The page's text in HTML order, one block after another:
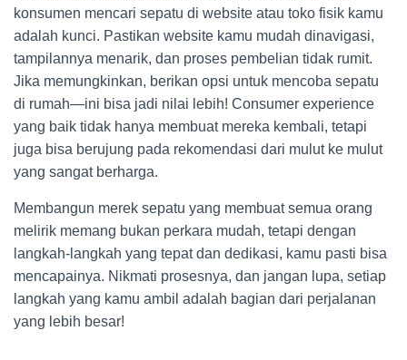
konsumen mencari sepatu di website atau toko fisik kamu
adalah kunci. Pastikan website kamu mudah dinavigasi,
tampilannya menarik, dan proses pembelian tidak rumit.
Jika memungkinkan, berikan opsi untuk mencoba sepatu
di rumah—ini bisa jadi nilai lebih! Consumer experience
yang baik tidak hanya membuat mereka kembali, tetapi
juga bisa berujung pada rekomendasi dari mulut ke mulut
yang sangat berharga.
Membangun merek sepatu yang membuat semua orang
melirik memang bukan perkara mudah, tetapi dengan
langkah-langkah yang tepat dan dedikasi, kamu pasti bisa
mencapainya. Nikmati prosesnya, dan jangan lupa, setiap
langkah yang kamu ambil adalah bagian dari perjalanan
yang lebih besar!